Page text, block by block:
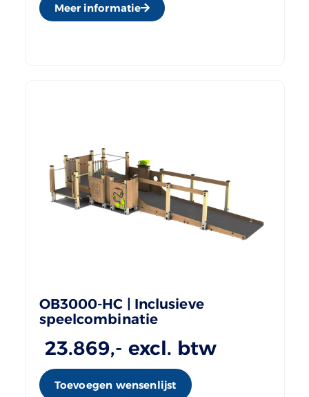
Meer informatie
OB3000-HC | Inclusieve
speelcombinatie
23.869,- excl. btw
Toevoegen wensenlijst